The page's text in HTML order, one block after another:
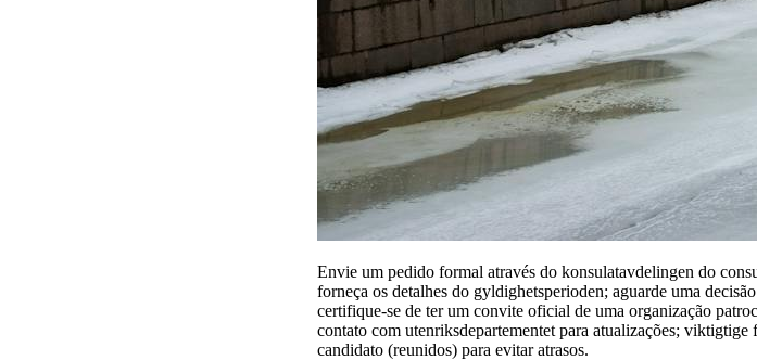
Envie um pedido formal através do konsulatavdelingen do
forneça os detalhes do gyldighetsperioden; aguarde uma
certifique-se de ter um convite oficial de uma organização
contato com utenriksdepartementet para atualizações;
candidato (reunidos) para evitar atrasos.